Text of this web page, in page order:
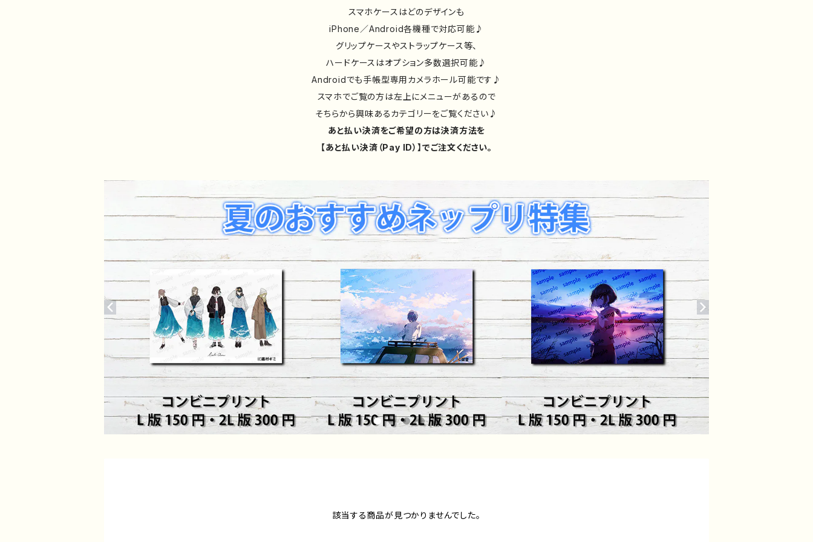
スマホケースはどのデザインも
iPhone／Android各機種で対応可能♪
グリップケースやストラップケース等、
ハードケースはオプション多数選択可能♪
Androidでも手帳型専用カメラホール可能です♪
スマホでご覧の方は左上にメニューがあるので
そちらから興味あるカテゴリーをご覧ください♪
あと払い決済をご希望の方は決済方法を
【あと払い決済（Pay ID）】でご注文ください。
該当する商品が見つかりませんでした。